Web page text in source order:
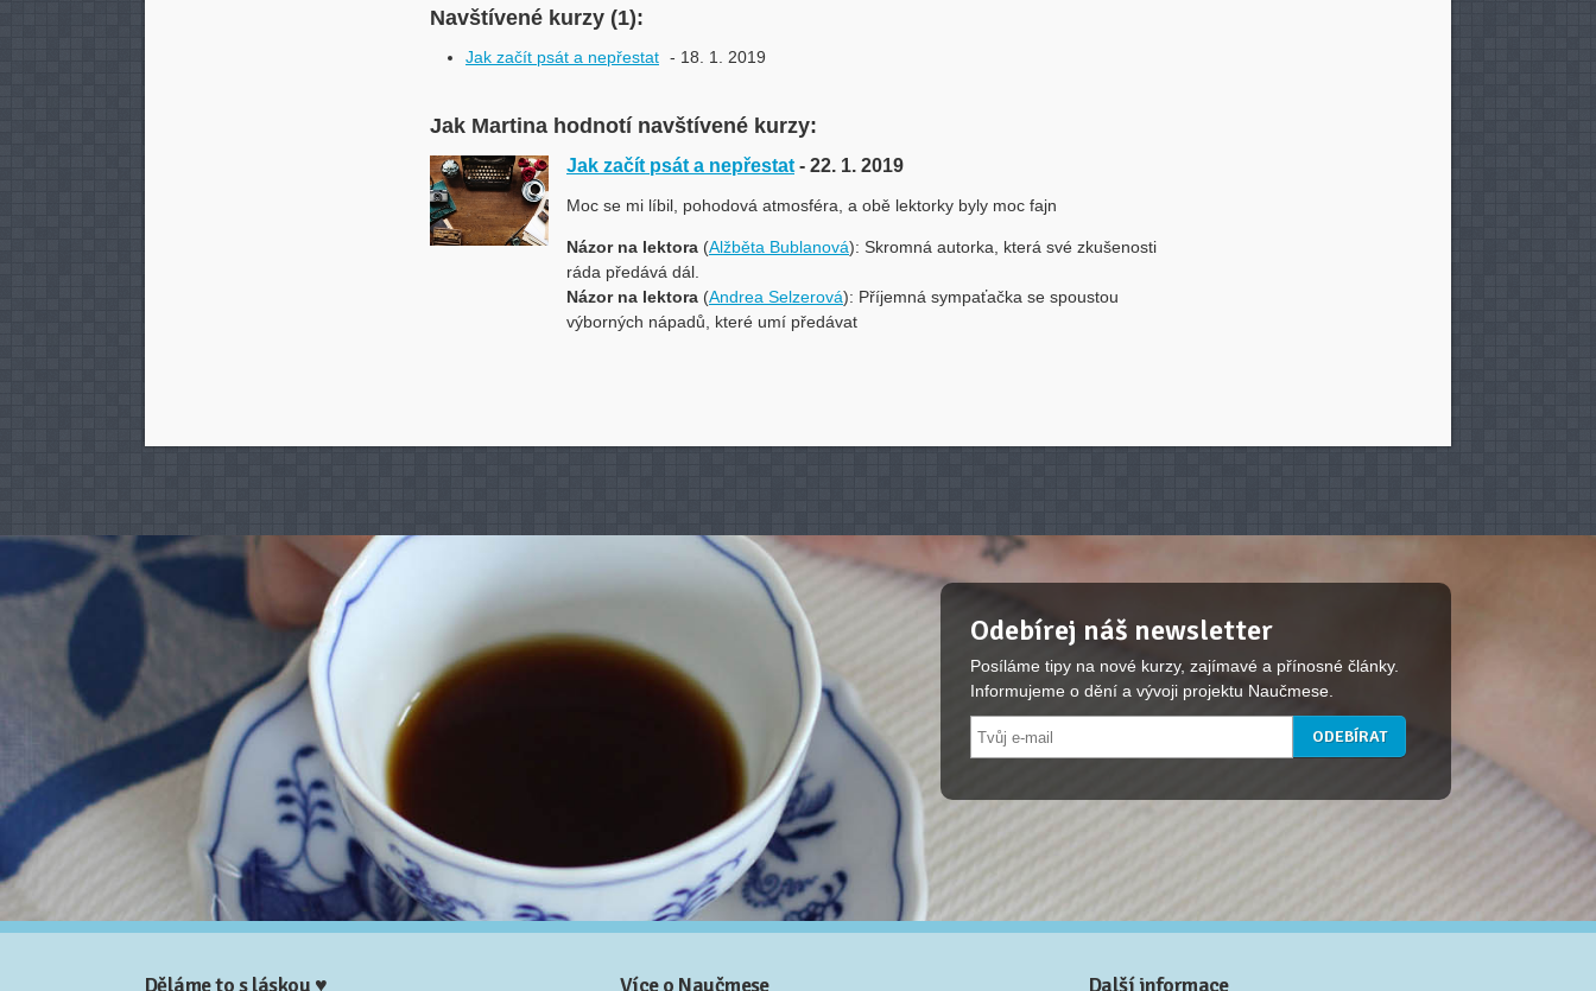
Navštívené kurzy (1):
Jak začít psát a nepřestat - 18. 1. 2019
Jak Martina hodnotí navštívené kurzy:
Jak začít psát a nepřestat - 22. 1. 2019
Moc se mi líbil, pohodová atmosféra, a obě lektorky byly moc fajn
Názor na lektora (Alžběta Bublanová): Skromná autorka, která své zkušenosti
ráda předává dál.
Názor na lektora (Andrea Selzerová): Příjemná sympaťačka se spoustou
výborných nápadů, které umí předávat
Odebírej náš newsletter
Posíláme tipy na nové kurzy, zajímavé a přínosné články.
Informujeme o dění a vývoji projektu Naučmese.
Děláme to s láskou ♥ Více o Naučmese Další informace